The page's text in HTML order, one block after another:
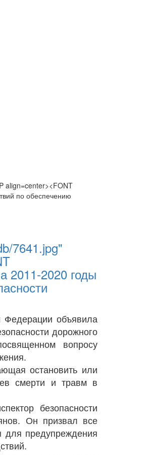
align=center><FONT
по обеспечению
7641.jpg"
2011-2020 годы
объявила
дорожного
вопросу
остановить или
смерти и травм в
безопасности
Он призвал все
для предупреждения